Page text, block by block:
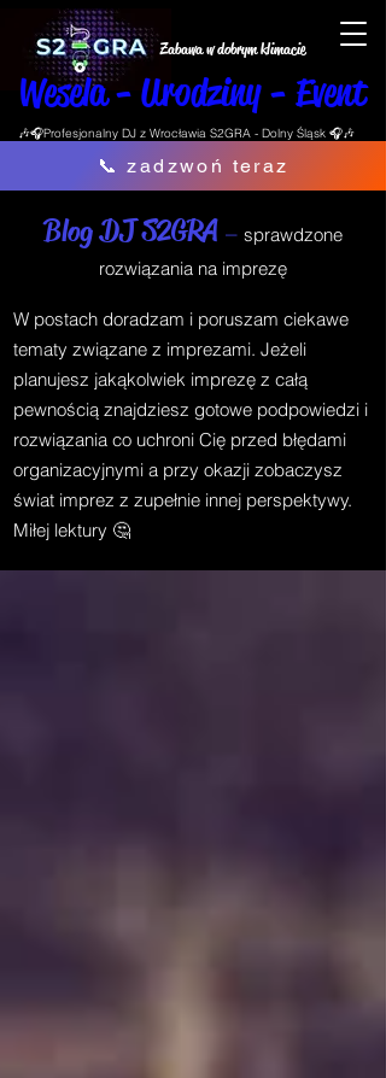
Zabawa w dobrym klimacie
Wesela - Urodziny - Event
🎶🎧Profesjonalny DJ z Wrocławia S2GRA - Dolny Śląsk 🎧🎶
📞 zadzwoń teraz
Blog DJ S2GRA – sprawdzone
rozwiązania na imprezę
W postach doradzam i poruszam ciekawe
tematy związane z imprezami. Jeżeli
planujesz jakąkolwiek imprezę z całą
pewnością znajdziesz gotowe podpowiedzi i
rozwiązania co uchroni Cię przed błędami
organizacyjnymi a przy okazji zobaczysz
świat imprez z zupełnie innej perspektywy.
Miłej lektury 🤔